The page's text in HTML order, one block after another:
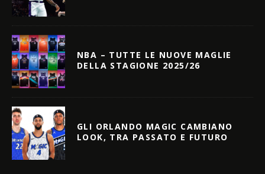
NBA – TUTTE LE NUOVE MAGLIE
DELLA STAGIONE 2025/26
GLI ORLANDO MAGIC CAMBIANO
LOOK, TRA PASSATO E FUTURO